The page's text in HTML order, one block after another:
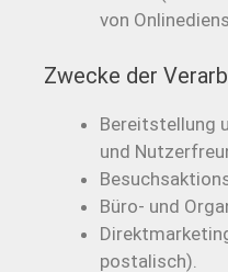
von
Zwecke der
Bereitstellung
und
Büro- und
postalisch).